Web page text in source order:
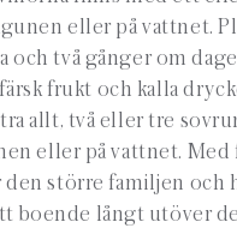
eller på vattnet.
och två gånger om
frukt och kalla
allt, två eller tre
eller på vattnet.
den större familjen och
boende långt utöver